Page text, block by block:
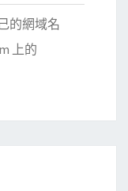
的網域名
上的